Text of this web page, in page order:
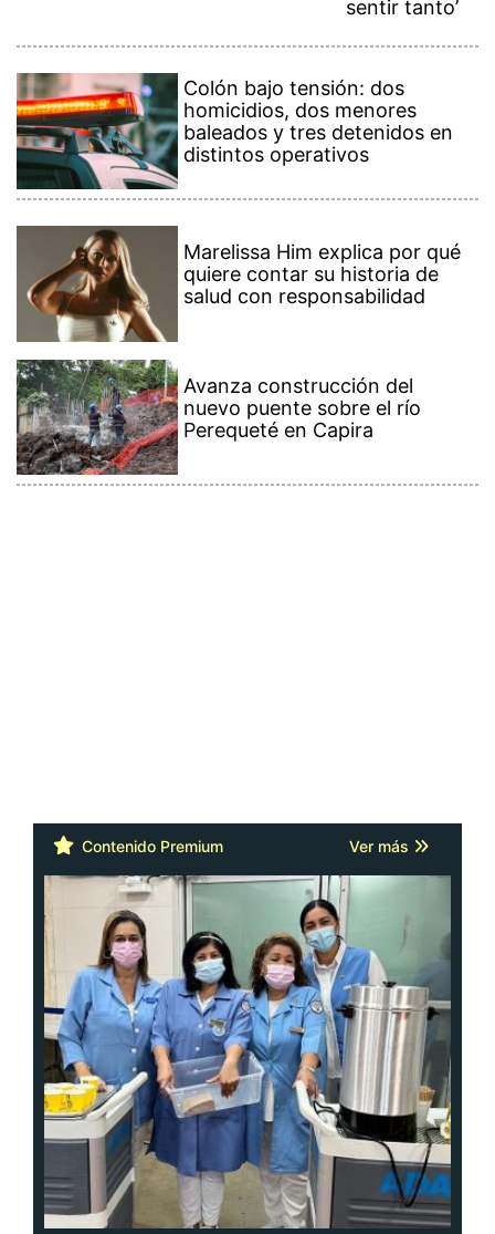
sentir tanto’
Colón bajo tensión: dos
homicidios, dos menores
baleados y tres detenidos en
distintos operativos
Marelissa Him explica por qué
quiere contar su historia de
salud con responsabilidad
Avanza construcción del
nuevo puente sobre el río
Perequeté en Capira
Contenido Premium Ver más